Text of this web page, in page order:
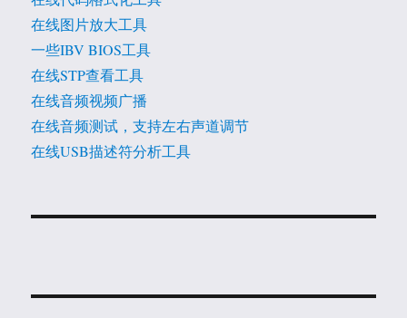
在线图片放大工具
一些IBV BIOS工具
在线STP查看工具
在线音频视频广播
在线音频测试，支持左右声道调节
在线USB描述符分析工具